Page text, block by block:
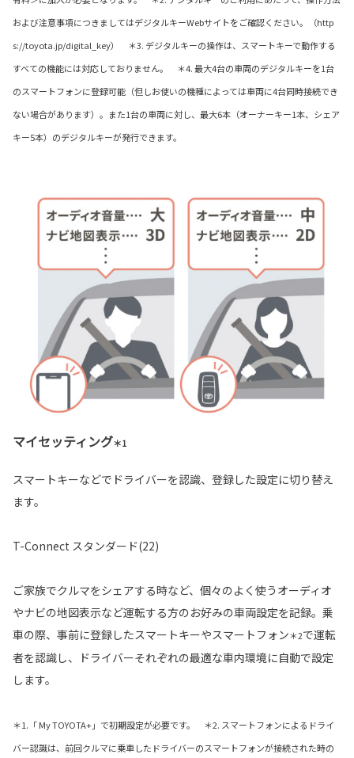
および注意事項につきましてはデジタルキーWebサイトをご確認ください。（http
s://toyota.jp/digital_key） ＊3. デジタルキーの操作は、スマートキーで動作する
すべての機能には対応しておりません。 ＊4. 最大4台の車両のデジタルキーを1台
のスマートフォンに登録可能（但しお使いの機種によっては車両に4台同時接続でき
ない場合があります）。また1台の車両に対し、最大6本（オーナーキー1本、シェア
キー5本）のデジタルキーが発行できます。
マイセッティング＊1
スマートキーなどでドライバーを認識、登録した設定に切り替え
ます。
T-Connect スタンダード(22)
ご家族でクルマをシェアする時など、個々のよく使うオーディオ
やナビの地図表示など運転する方のお好みの車両設定を記録。乗
車の際、事前に登録したスマートキーやスマートフォン＊2で運転
者を認識し、ドライバーそれぞれの最適な車内環境に自動で設定
します。
＊1.「 My TOYOTA+」で初期設定が必要です。 ＊2. スマートフォンによるドライ
バー認識は、前回クルマに乗車したドライバーのスマートフォンが接続された時の